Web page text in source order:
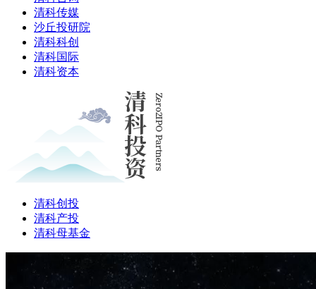
清科传媒
沙丘投研院
清科科创
清科国际
清科资本
清科创投
清科产投
清科母基金